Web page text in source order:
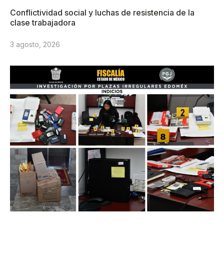
Conflictividad social y luchas de resistencia de la
clase trabajadora
3 agosto, 2026